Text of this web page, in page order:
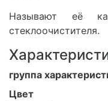
Называют её
стеклоочистителя.
группа
Цвет